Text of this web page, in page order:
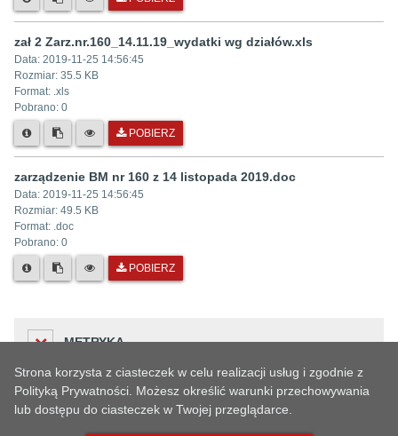
zał 2 Zarz.nr.160_14.11.19_wydatki wg działów.xls
Data: 2019-11-25 14:56:45
Rozmiar: 35.5 KB
Format: .xls
Pobrano: 0
POBIERZ
zarządzenie BM nr 160 z 14 listopada 2019.doc
Data: 2019-11-25 14:56:45
Rozmiar: 49.5 KB
Format: .doc
Pobrano: 0
POBIERZ
METRYKA
Liczba odwiedzin
Strona korzysta z ciasteczek w celu realizacji usług i zgodnie z
Polityką Prywatności. Możesz określić warunki przechowywania
lub dostępu do ciasteczek w Twojej przeglądarce.